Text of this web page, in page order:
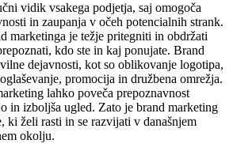
vidik vsakega podjetja, saj omogoča
in zaupanja v očeh potencialnih strank.
marketinga je težje pritegniti in obdržati
kdo ste in kaj ponujate. Brand
dejavnosti, kot so oblikovanje logotipa,
promocija in družbena omrežja.
lahko poveča prepoznavnost
in izboljša ugled. Zato je brand marketing
ki želi rasti in se razvijati v današnjem
okolju.